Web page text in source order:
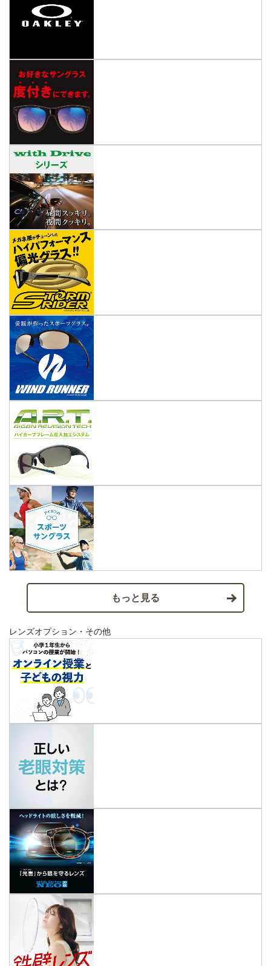
もっと見る
レンズオプション・その他